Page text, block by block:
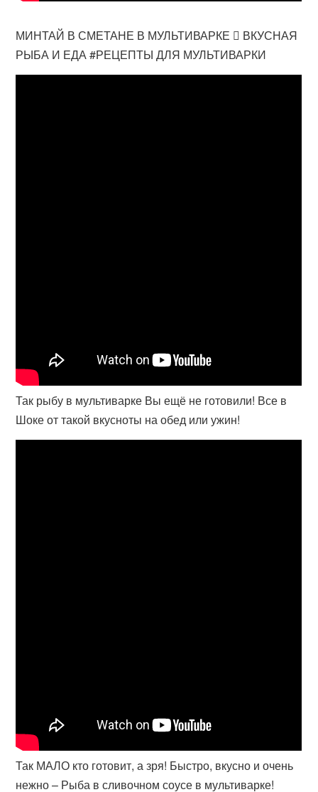
МИНТАЙ В СМЕТАНЕ В МУЛЬТИВАРКЕ  ВКУСНАЯ
РЫБА И ЕДА #РЕЦЕПТЫ ДЛЯ МУЛЬТИВАРКИ
Так рыбу в мультиварке Вы ещё не готовили! Все в
Шоке от такой вкусноты на обед или ужин!
Так МАЛО кто готовит, а зря! Быстро, вкусно и очень
нежно – Рыба в сливочном соусе в мультиварке!